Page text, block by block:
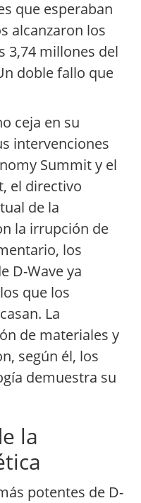
que esperaban
alcanzaron los
3,74 millones del
doble fallo que
ceja en su
intervenciones
Summit y el
el directivo
de la
la irrupción de
los
D-Wave ya
que los
La
de materiales y
según él, los
demuestra su
la
potentes de D-